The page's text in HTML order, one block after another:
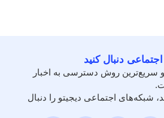
دنبال کنید
سریع‌ترین روش دسترسی به اخبار
شبکه‌های اجتماعی دیجیتو را دنبال